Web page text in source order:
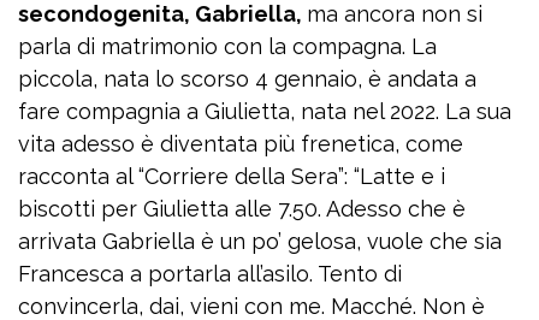
secondogenita, Gabriella, ma ancora non si
parla di matrimonio con la compagna. La
piccola, nata lo scorso 4 gennaio, è andata a
fare compagnia a Giulietta, nata nel 2022. La sua
vita adesso è diventata più frenetica, come
racconta al “Corriere della Sera”: “Latte e i
biscotti per Giulietta alle 7.50. Adesso che è
arrivata Gabriella è un po’ gelosa, vuole che sia
Francesca a portarla all’asilo. Tento di
convincerla, dai, vieni con me. Macché. Non è